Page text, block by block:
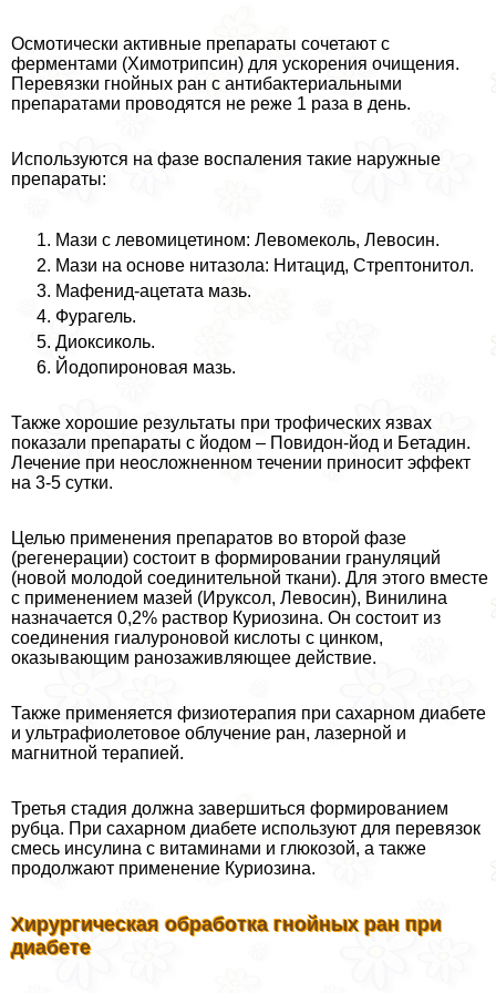
Осмотически активные препараты сочетают с
ферментами (Химотрипсин) для ускорения очищения.
Перевязки гнойных ран с антибактериальными
препаратами проводятся не реже 1 раза в день.
Используются на фазе воспаления такие наружные
препараты:
Мази с левомицетином: Левомеколь, Левосин.
Мази на основе нитазола: Нитацид, Стрептонитол.
Мафенид-ацетата мазь.
Фурагель.
Диоксиколь.
Йодопироновая мазь.
Также хорошие результаты при трофических язвах
показали препараты с йодом – Повидон-йод и Бетадин.
Лечение при неосложненном течении приносит эффект
на 3-5 сутки.
Целью применения препаратов во второй фазе
(регенерации) состоит в формировании грануляций
(новой молодой соединительной ткани). Для этого вместе
с применением мазей (Ируксол, Левосин), Винилина
назначается 0,2% раствор Куриозина. Он состоит из
соединения гиалуроновой кислоты с цинком,
оказывающим ранозаживляющее действие.
Также применяется физиотерапия при сахарном диабете
и ультрафиолетовое облучение ран, лазерной и
магнитной терапией.
Третья стадия должна завершиться формированием
рубца. При сахарном диабете используют для перевязок
смесь инсулина с витаминами и глюкозой, а также
продолжают применение Куриозина.
Хирургическая обработка гнойных ран при
диабете